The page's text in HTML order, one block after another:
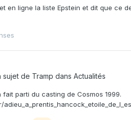
en ligne la liste Epstein et dit que ce
sujet de Tramp dans Actualités
parti du casting de Cosmos 1999.